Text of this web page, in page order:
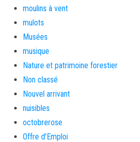
moulins à vent
mulots
Musées
musique
Nature et patrimoine forestier
Non classé
Nouvel arrivant
nuisibles
octobrerose
Offre d'Emploi